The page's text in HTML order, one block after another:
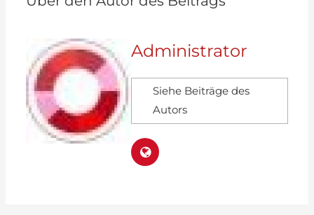
Administrator
Siehe Beiträge des
Autors